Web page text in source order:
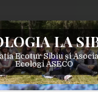
LA
Ecotur Sibiu și
Ecologi ASECO